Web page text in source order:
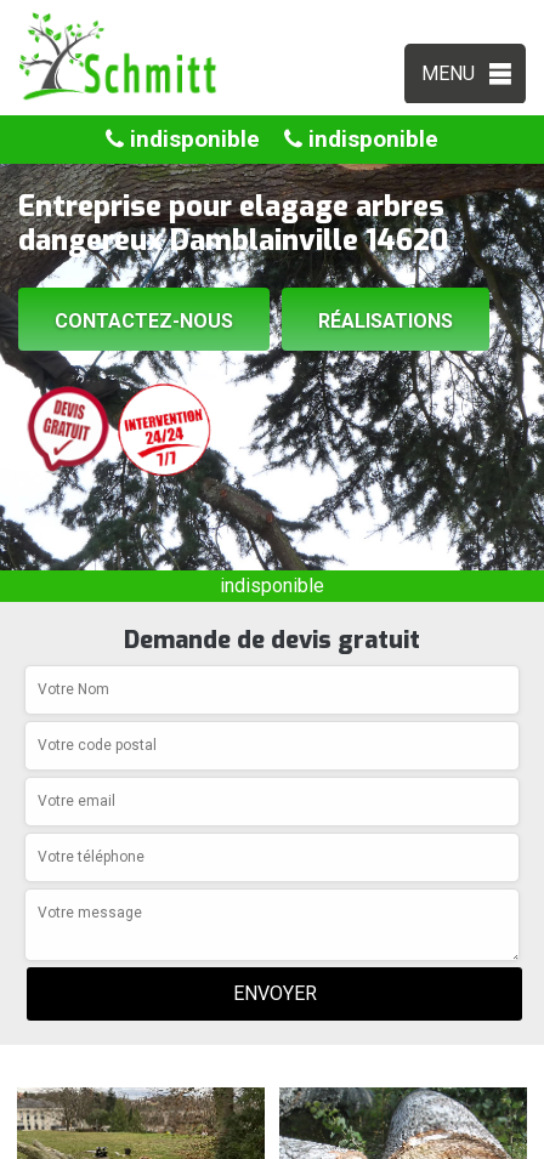
MENU
indisponible indisponible
Entreprise pour elagage arbres
dangereux Damblainville 14620
CONTACTEZ-NOUS RÉALISATIONS
indisponible
Demande de devis gratuit